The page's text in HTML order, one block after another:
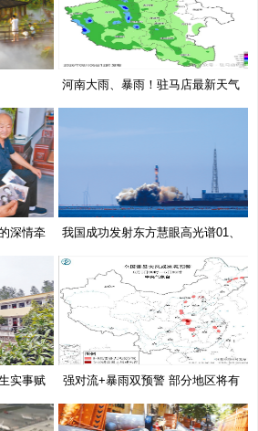
河南大雨、暴雨！驻马店最新天气
预
深情牵
我国成功发射东方慧眼高光谱01、
实事赋
强对流+暴雨双预警 部分地区将有
10